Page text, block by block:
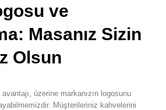
ve
Masanız Sizin
Olsun
üzerine markanızın logosunu
Müşterileriniz kahvelerini